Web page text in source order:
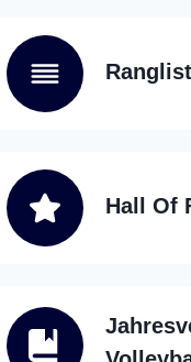
Hall Of